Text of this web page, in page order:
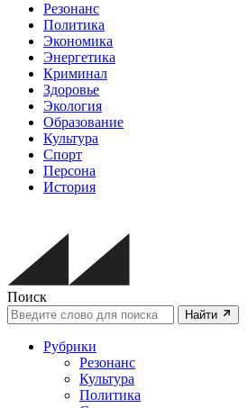
Резонанс
Политика
Экономика
Энергетика
Криминал
Здоровье
Экология
Образование
Культура
Спорт
Персона
История
Поиск
Найти
Рубрики
Резонанс
Культура
Политика